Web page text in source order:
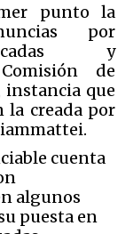
punto la
por
y
de
que
la creada por
cuenta
algunos
puesta en